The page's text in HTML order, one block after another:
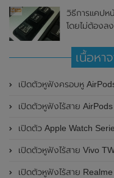
วิธีการแคปห
โดยไม่ต้องล
เนื้อหา
เปิดตัวหูฟังครอบหู
เปิดตัวหูฟังไร้สาย AirPods 4 อย่าง
เปิดตัว Apple Watch Series
เปิดตัวหูฟังไร้สาย Vivo TWS 3e อย่างเป็นทางการแล้วในประเทศอินเดีย มา
เปิดตัวหูฟังไร้สาย Realme Buds T310 อย่างเป็นทางการในประเทศอินเดีย ม